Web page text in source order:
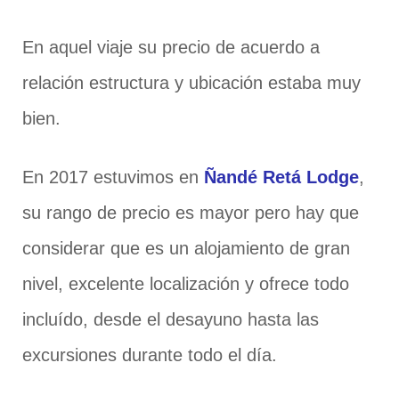
En aquel viaje su precio de acuerdo a
relación estructura y ubicación estaba muy
bien.
En 2017 estuvimos en Ñandé Retá Lodge,
su rango de precio es mayor pero hay que
considerar que es un alojamiento de gran
nivel, excelente localización y ofrece todo
incluído, desde el desayuno hasta las
excursiones durante todo el día.